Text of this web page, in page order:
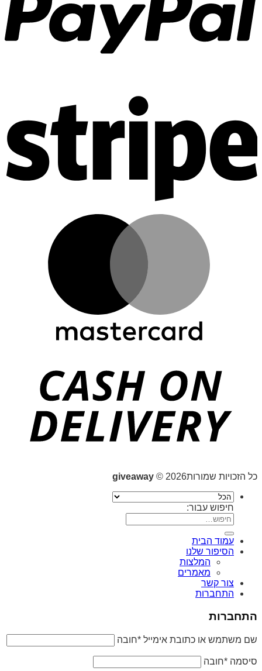
כל הזכויות שמורות2026 © giveaway
חיפוש עבור:
עמוד הבית
הסיפור שלנו
המלצות
מאמרים
צור קשר
התחברות
התחברות
שם משתמש או כתובת אימייל *חובה
סיסמה *חובה